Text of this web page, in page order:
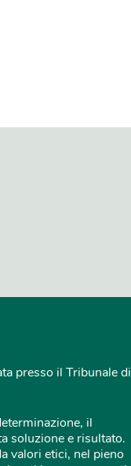
presso il Tribunale di
il
soluzione e risultato.
valori etici, nel pieno